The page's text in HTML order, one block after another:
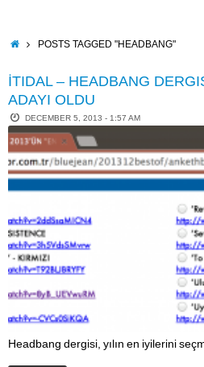
contentHOMEPOSTS TAGGED "HEADBANG"
İTIDAL – HEADBANG
ADAYI OLDU
DECEMBER 5, 2013 - 1:57 AM
Headbang dergisi, yılın en iyilerini